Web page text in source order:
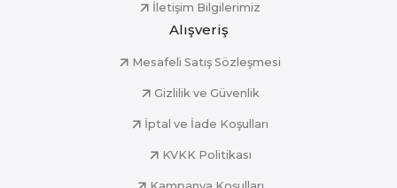
İletişim Bilgilerimiz
Alışveriş
Mesafeli Satış Sözleşmesi
Gizlilik ve Güvenlik
İptal ve İade Koşulları
KVKK Politikası